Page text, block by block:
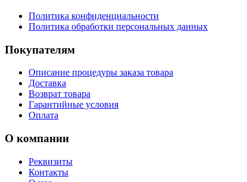
Политика конфиденциальности
Политика обработки персональных данных
Покупателям
Описание процедуры заказа товара
Доставка
Возврат товара
Гарантийные условия
Оплата
О компании
Реквизиты
Контакты